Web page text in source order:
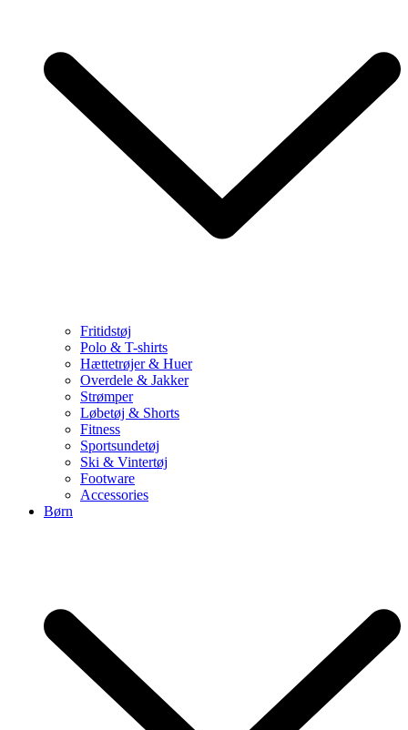
Fritidstøj
Polo & T-shirts
Hættetrøjer & Huer
Overdele & Jakker
Strømper
Løbetøj & Shorts
Fitness
Sportsundetøj
Ski & Vintertøj
Footware
Accessories
Børn